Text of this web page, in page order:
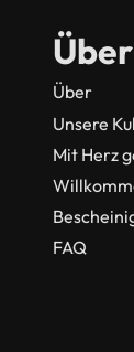
Über
Über
Unsere
Mit Herz
FAQ